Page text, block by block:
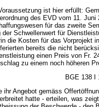
ist hier erfüllt:
des EVD vom 11.
für das zweite
der Schwellenwert für
die Kosten für das Vorprojekt
bereits die nicht
einen Preis von Fr.
zu einem noch höheren
BGE 138 I
ihr Angebot gemäss
hatte - erteilen, was